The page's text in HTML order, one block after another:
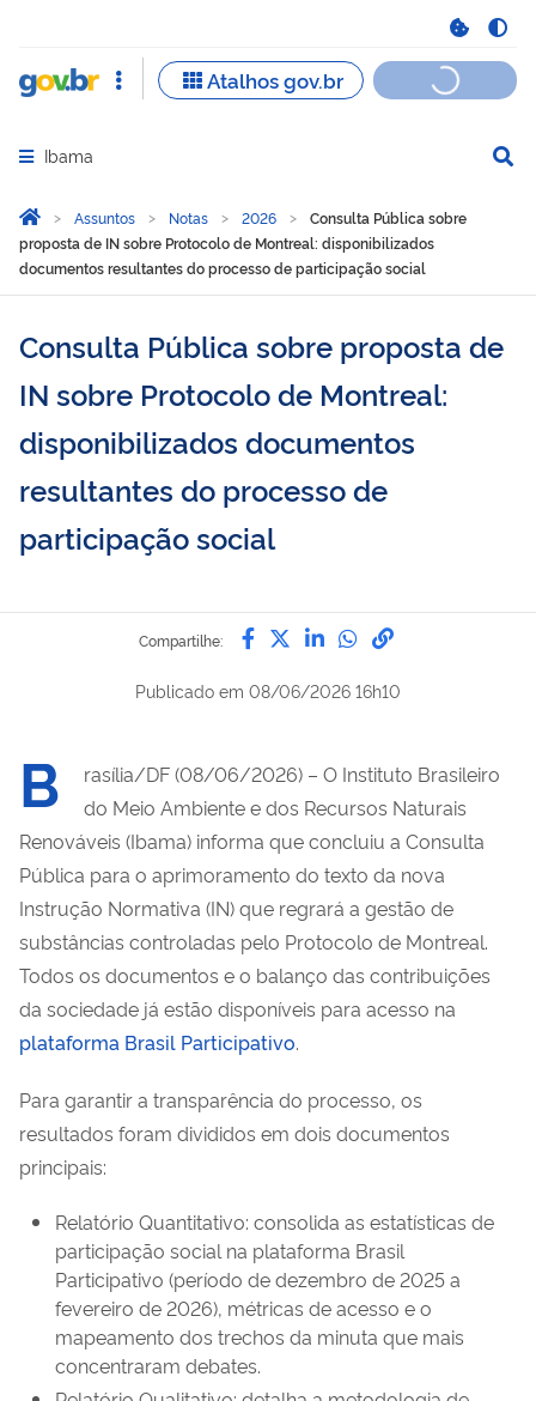
Abrir menu principal de navegação
Ibama
Você está aqui:
Página Inicial
Assuntos Notas 2026
Consulta Pública sobre
proposta de IN sobre Protocolo de Montreal: disponibilizados
documentos resultantes do processo de participação social
Consulta Pública sobre proposta de
IN sobre Protocolo de Montreal:
disponibilizados documentos
resultantes do processo de
participação social
Compartilhe: Compartilhe por Facebook
Compartilhe por Twitter
Compartilhe por
Compartilhe
link para
Publicado em 08/06/2026 16h10
B
rasília/DF (08/06/2026) – O Instituto Brasileiro
do Meio Ambiente e dos Recursos Naturais
Renováveis (Ibama) informa que concluiu a Consulta
Pública para o aprimoramento do texto da nova
Instrução Normativa (IN) que regrará a gestão de
substâncias controladas pelo Protocolo de Montreal.
Todos os documentos e o balanço das contribuições
da sociedade já estão disponíveis para acesso na
plataforma Brasil Participativo.
Para garantir a transparência do processo, os
resultados foram divididos em dois documentos
principais:
Relatório Quantitativo: consolida as estatísticas de
participação social na plataforma Brasil
Participativo (período de dezembro de 2025 a
fevereiro de 2026), métricas de acesso e o
mapeamento dos trechos da minuta que mais
concentraram debates.